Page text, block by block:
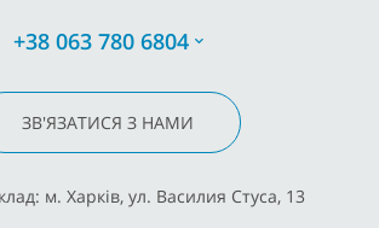
+38 063 780 6804
ЗВ'ЯЗАТИСЯ З НАМИ
м. Харків, ул. Василия Стуса, 13